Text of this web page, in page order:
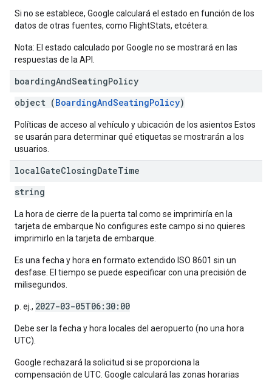
Si no se establece, Google calculará el estado en función de los
datos de otras fuentes, como FlightStats, etcétera.
Nota: El estado calculado por Google no se mostrará en las
respuestas de la API.
boardingAndSeatingPolicy
object (BoardingAndSeatingPolicy)
Políticas de acceso al vehículo y ubicación de los asientos Estos
se usarán para determinar qué etiquetas se mostrarán a los
usuarios.
localGateClosingDateTime
string
La hora de cierre de la puerta tal como se imprimiría en la
tarjeta de embarque No configures este campo si no quieres
imprimirlo en la tarjeta de embarque.
Es una fecha y hora en formato extendido ISO 8601 sin un
desfase. El tiempo se puede especificar con una precisión de
milisegundos.
p. ej., 2027-03-05T06:30:00
Debe ser la fecha y hora locales del aeropuerto (no una hora
UTC).
Google rechazará la solicitud si se proporciona la
compensación de UTC. Google calculará las zonas horarias